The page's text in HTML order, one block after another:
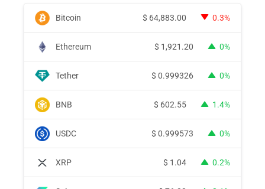
Bitcoin $ 64,883.00 0.3%
Ethereum $ 1,921.20 0%
Tether $ 0.999326 0%
BNB $ 602.55 1.4%
USDC $ 0.999573 0%
XRP $ 1.04 0.2%